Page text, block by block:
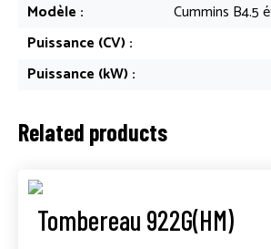
Modèle :
Cummins B4.5
Puissance (CV) :
Puissance (kW) :
Related products
Tombereau 922G(HM)